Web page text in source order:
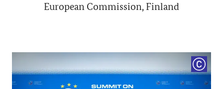
European Commission, Finland